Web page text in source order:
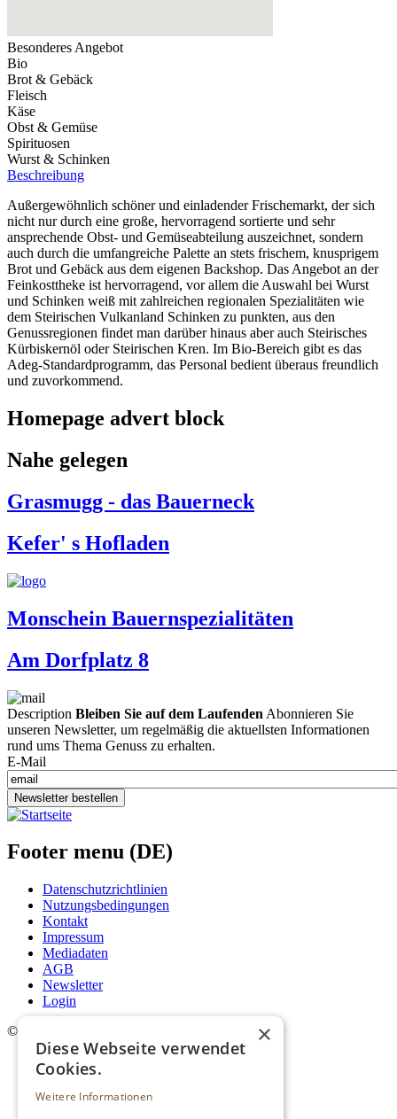
Besonderes Angebot
Bio
Brot & Gebäck
Fleisch
Käse
Obst & Gemüse
Spirituosen
Wurst & Schinken
Beschreibung
Außergewöhnlich schöner und einladender Frischemarkt, der sich
nicht nur durch eine große, hervorragend sortierte und sehr
ansprechende Obst- und Gemüseabteilung auszeichnet, sondern
auch durch die umfangreiche Palette an stets frischem, knusprigem
Brot und Gebäck aus dem eigenen Backshop. Das Angebot an der
Feinkosttheke ist hervorragend, vor allem die Auswahl bei Wurst
und Schinken weiß mit zahlreichen regionalen Spezialitäten wie
dem Steirischen Vulkanland Schinken zu punkten, aus den
Genussregionen findet man darüber hinaus aber auch Steirisches
Kürbiskernöl oder Steirischen Kren. Im Bio-Bereich gibt es das
Adeg-Standardprogramm, das Personal bedient überaus freundlich
und zuvorkommend.
Homepage advert block
Nahe gelegen
Grasmugg - das Bauerneck
Kefer' s Hofladen
Monschein Bauernspezialitäten
Am Dorfplatz 8
Description Bleiben Sie auf dem Laufenden Abonnieren Sie
unseren Newsletter, um regelmäßig die aktuellsten Informationen
rund ums Thema Genuss zu erhalten.
E-Mail
Newsletter bestellen
Footer menu (DE)
Datenschutzrichtlinien
Nutzungsbedingungen
Kontakt
Impressum
Mediadaten
AGB
Newsletter
Login
©
×
Diese Webseite verwendet
Cookies.
Weitere Informationen